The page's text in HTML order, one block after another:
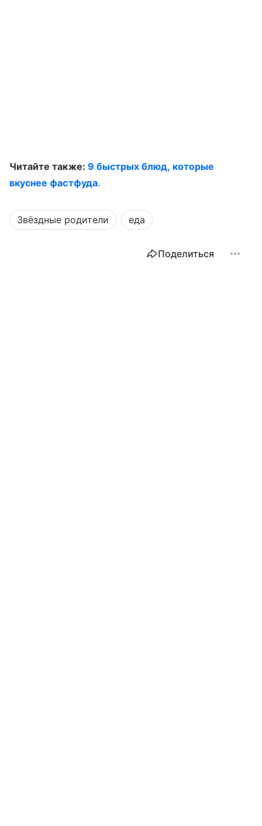
Читайте также: 9 быстрых блюд, которые
вкуснее фастфуда.
Звёздные родители еда
Поделиться